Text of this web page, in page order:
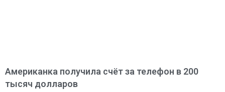
Американка получила счёт за телефон в 200
тысяч долларов